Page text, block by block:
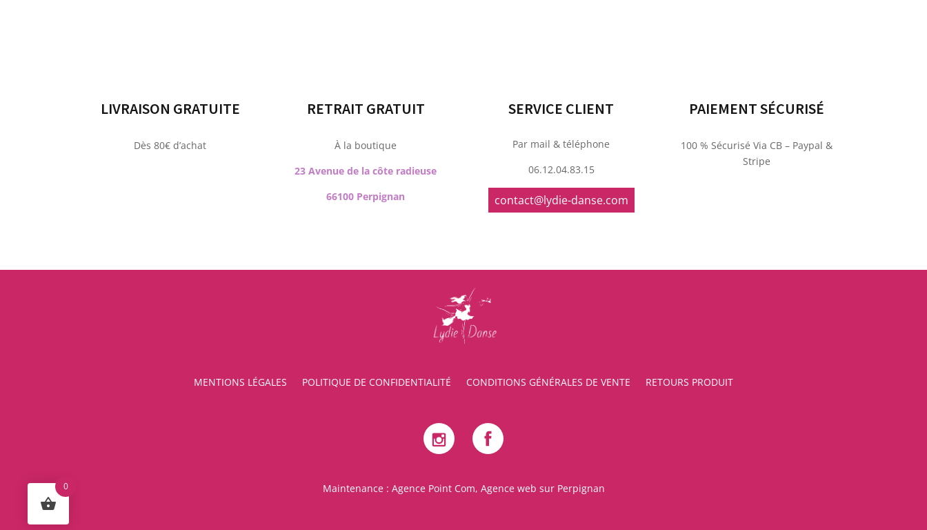
LIVRAISON GRATUITE
Dès 80€ d’achat
RETRAIT GRATUIT
À la boutique
23 Avenue de la côte radieuse
66100 Perpignan
SERVICE CLIENT
Par mail & téléphone
06.12.04.83.15
contact@lydie-danse.com
PAIEMENT SÉCURISÉ
100 % Sécurisé Via CB – Paypal &
Stripe
MENTIONS LÉGALES POLITIQUE DE CONFIDENTIALITÉ CONDITIONS GÉNÉRALES DE VENTE RETOURS PRODUIT
Maintenance : Agence Point Com, Agence web sur Perpignan
0